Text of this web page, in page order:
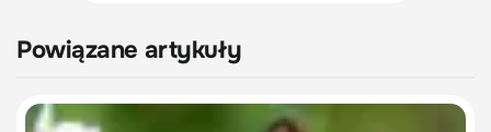
Powiązane artykuły